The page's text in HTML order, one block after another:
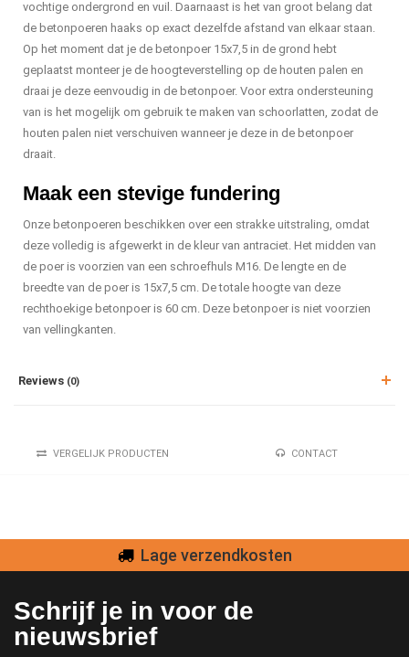
vochtige ondergrond en vuil. Daarnaast is het van groot belang dat
de betonpoeren haaks op exact dezelfde afstand van elkaar staan.
Op het moment dat je de betonpoer 15x7,5 in de grond hebt
geplaatst monteer je de hoogteverstelling op de houten palen en
draai je deze eenvoudig in de betonpoer. Voor extra ondersteuning
van is het mogelijk om gebruik te maken van schoorlatten, zodat de
houten palen niet verschuiven wanneer je deze in de betonpoer
draait.
Maak een stevige fundering
Onze betonpoeren beschikken over een strakke uitstraling, omdat
deze volledig is afgewerkt in de kleur van antraciet. Het midden van
de poer is voorzien van een schroefhuls M16. De lengte en de
breedte van de poer is 15x7,5 cm. De totale hoogte van deze
rechthoekige betonpoer is 60 cm. Deze betonpoer is niet voorzien
van vellingkanten.
Reviews (0)
VERGELIJK PRODUCTEN CONTACT
Lage verzendkosten
Schrijf je in voor de
nieuwsbrief